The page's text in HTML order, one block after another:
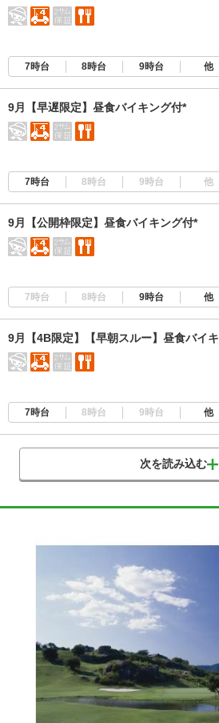
7時台 8時台 9時台 他
9月【早遅限定】昼食バイキング付*
7時台 8時台 9時台 他
9月【公開枠限定】昼食バイキング付*
7時台 8時台 9時台 他
9月【4B限定】【早朝スルー】昼食バイ
7時台 8時台 9時台 他
次を読み込む